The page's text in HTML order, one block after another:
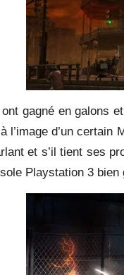
gagné en galons
l’image d’un
et s’il tient ses
Playstation 3